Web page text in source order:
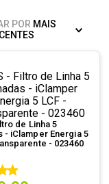
POR MAIS
de Linha 5
- iClamper Energia 5
- 023460